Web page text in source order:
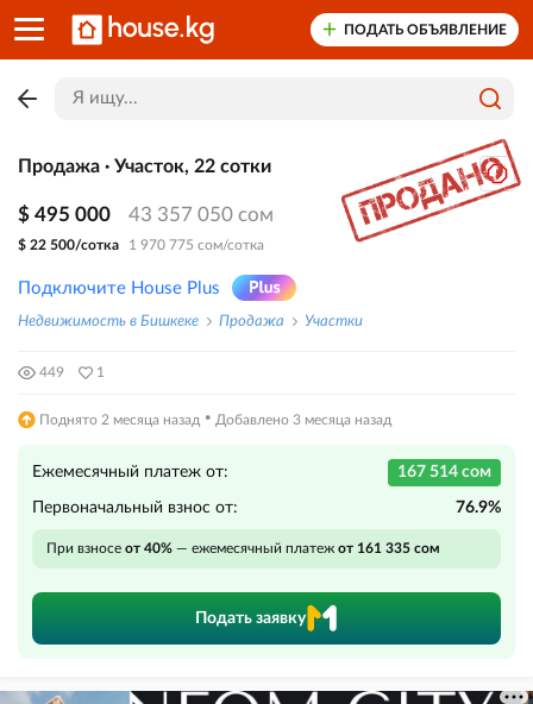
ПОДАТЬ ОБЪЯВЛЕНИЕ
Продажа · Участок, 22 сотки
$ 495 000 43 357 050 сом
$ 22 500/сотка 1 970 775 сом/сотка
Подключите House Plus
Недвижимость в Бишкеке Продажа Участки
449 1
Поднято 2 месяца назад · Добавлено 3 месяца назад
Ежемесячный платеж от: 167 514 сом
Первоначальный взнос от: 76.9%
При взносе от 40% — ежемесячный платеж от 161 335 сом
Подать заявку